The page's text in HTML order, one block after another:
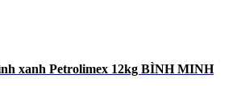
xanh Petrolimex 12kg BÌNH MINH